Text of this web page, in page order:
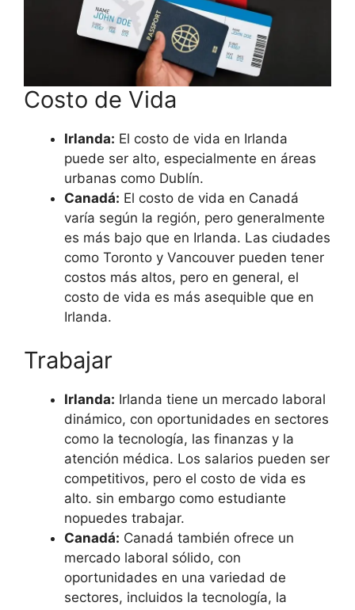
Costo de Vida
Irlanda: El costo de vida en Irlanda
puede ser alto, especialmente en áreas
urbanas como Dublín.
Canadá: El costo de vida en Canadá
varía según la región, pero generalmente
es más bajo que en Irlanda. Las ciudades
como Toronto y Vancouver pueden tener
costos más altos, pero en general, el
costo de vida es más asequible que en
Irlanda.
Trabajar
Irlanda: Irlanda tiene un mercado laboral
dinámico, con oportunidades en sectores
como la tecnología, las finanzas y la
atención médica. Los salarios pueden ser
competitivos, pero el costo de vida es
alto. sin embargo como estudiante
nopuedes trabajar.
Canadá: Canadá también ofrece un
mercado laboral sólido, con
oportunidades en una variedad de
sectores, incluidos la tecnología, la